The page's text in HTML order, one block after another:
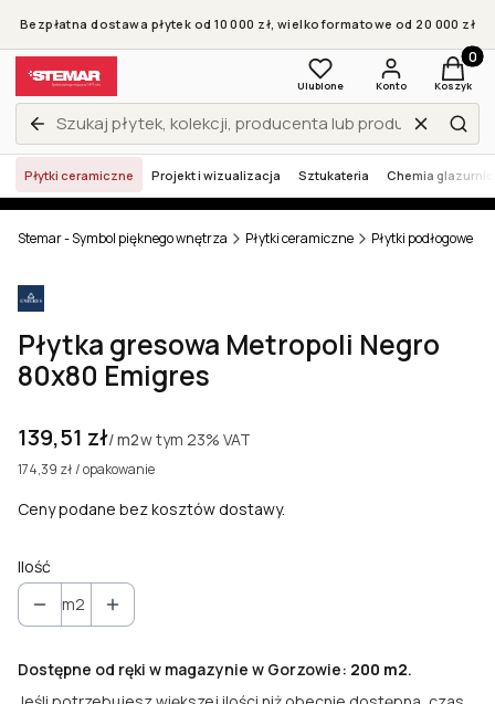
Bezpłatna dostawa płytek od 10 000 zł, wielkoformatowe od 20 000 zł
Zamknij wyszukiwarkę
Wyczyść
Ulubione Konto Koszyk
Płytki ceramiczne Projekt i wizualizacja Sztukateria Chemia
Stemar - Symbol pięknego wnętrza Płytki ceramiczne Płytki podłogowe
Płytka gresowa Metropoli Negro
80x80 Emigres
Cena
139,51 zł/ m2w tym 23% VAT
174,39 zł / opakowanie
Ceny podane bez kosztów dostawy.
Ilość
m2
Dostępne od ręki w magazynie w Gorzowie: 200 m2.